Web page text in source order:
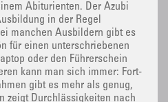
Abiturienten. Der Azubi
in der Regel
manchen Ausbildern gibt es
für einen unterschriebenen
oder den Führerschein
kann man sich immer: Fort-
gibt es mehr als genug,
zeigt Durchlässigkeiten nach